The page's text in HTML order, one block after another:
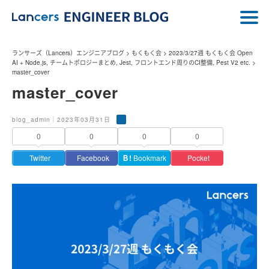
ランサーズ（Lancers）エンジニアブログ > もくもく会 > 2023/3/27週 もくもく会 Open
AI + Node.js, チームトポロジーまとめ, Jest, フロントエンド周りのCI整備, Pest V2 etc. >
master_cover
master_cover
blog_admin｜2023年03月31日
0
Twitter
0
Facebook
0
Ｂ! Bookmark
0
Pocket